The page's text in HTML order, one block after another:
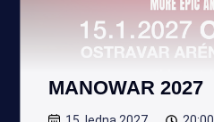
MANOWAR 2027